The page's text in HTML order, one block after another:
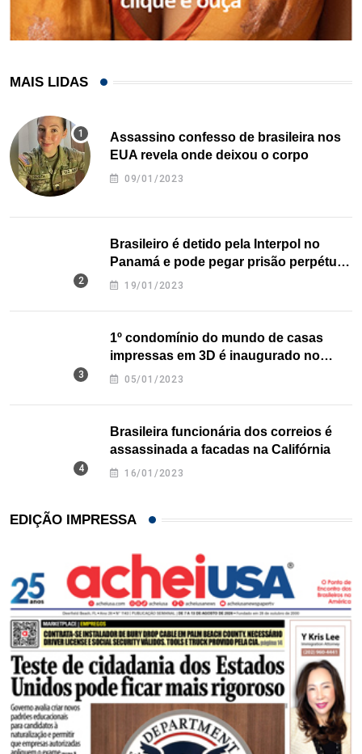
MAIS LIDAS
Assassino confesso de brasileira nos
EUA revela onde deixou o corpo
09/01/2023
Brasileiro é detido pela Interpol no
Panamá e pode pegar prisão perpétua
nos EUA
19/01/2023
1º condomínio do mundo de casas
impressas em 3D é inaugurado no
Texas
05/01/2023
Brasileira funcionária dos correios é
assassinada a facadas na Califórnia
16/01/2023
EDIÇÃO IMPRESSA